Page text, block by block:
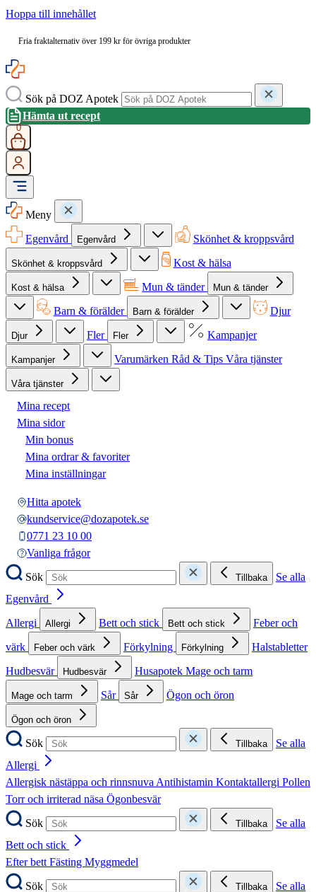
Hoppa till innehållet
Fria fraktalternativ över 199 kr för övriga produkter
Sök på DOZ Apotek
Hämta ut recept
0
Meny
Egenvård
Egenvård Skönhet & kroppsvård
Skönhet & kroppsvård Kost & hälsa
Kost & hälsa Mun & tänder Mun & tänder
Barn & förälder Barn & förälder Djur
Djur Fler Fler Kampanjer
Kampanjer Varumärken Råd & Tips Våra tjänster
Våra tjänster
Mina recept
Mina sidor
Min bonus
Mina ordrar & favoriter
Mina inställningar
Hitta apotek
kundservice@dozapotek.se
0771 23 10 00
Vanliga frågor
Sök
Tillbaka
Se alla
Egenvård
Allergi
Allergi Bett och stick Bett och stick
Feber och
värk
Feber och värk Förkylning Förkylning
Halstabletter
Hudbesvär
Hudbesvär Husapotek Mage och tarm
Mage och tarm Sår Sår Ögon och öron
Ögon och öron
Sök Tillbaka
Se alla
Allergi
Allergisk nästäppa och rinnsnuvaAntihistamin Kontaktallergi Pollen
Torr och irriterad näsa Ögonbesvär
Sök
Tillbaka
Se alla
Bett och stick
Efter bettFästing Myggmedel
Sök
Tillbaka
Se alla